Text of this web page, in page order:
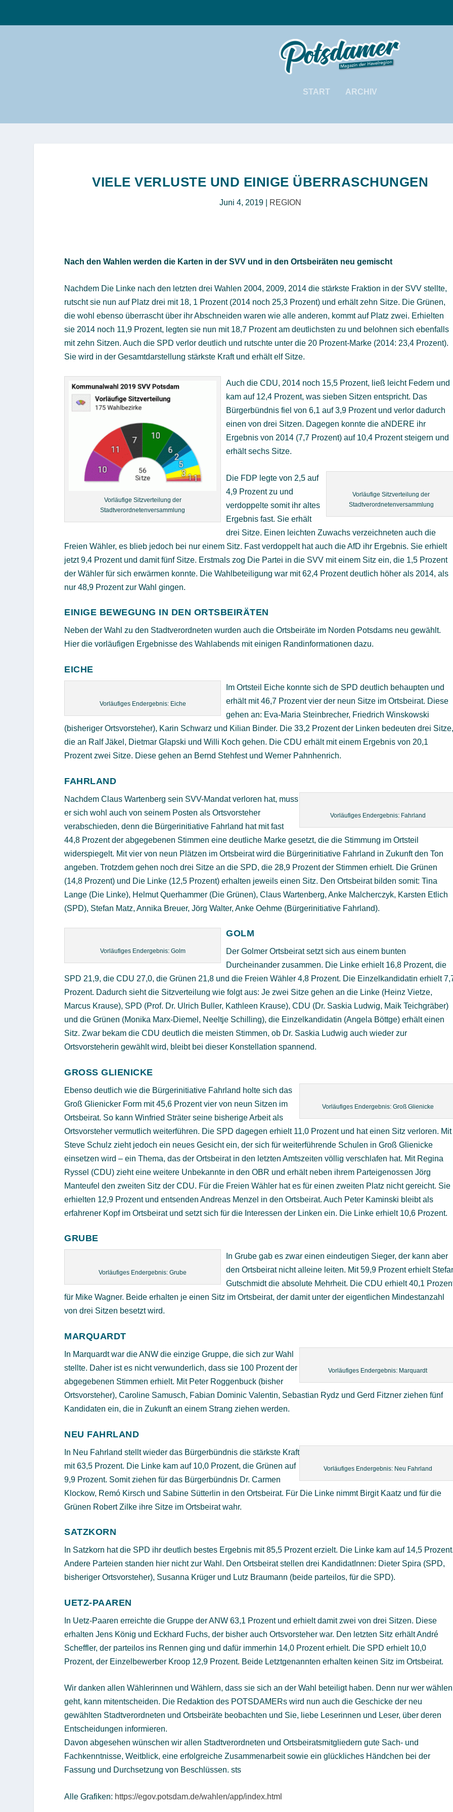
START ARCHIV
VIELE VERLUSTE UND EINIGE ÜBERRASCHUNGEN
Juni 4, 2019| REGION
Nach den Wahlen werden die Karten in der SVV und in den Ortsbeiräten neu gemischt
Nachdem Die Linke nach den letzten drei Wahlen 2004, 2009, 2014 die stärkste Fraktion in der SVV stellte,
rutscht sie nun auf Platz drei mit 18, 1 Prozent (2014 noch 25,3 Prozent) und erhält zehn Sitze. Die Grünen,
die wohl ebenso überrascht über ihr Abschneiden waren wie alle anderen, kommt auf Platz zwei. Erhielten
sie 2014 noch 11,9 Prozent, legten sie nun mit 18,7 Prozent am deutlichsten zu und belohnen sich ebenfalls
mit zehn Sitzen. Auch die SPD verlor deutlich und rutschte unter die 20 Prozent-Marke (2014: 23,4 Prozent).
Sie wird in der Gesamtdarstellung stärkste Kraft und erhält elf Sitze.
Vorläufige Sitzverteilung der
Stadtverordnetenversammlung
Auch die CDU, 2014 noch 15,5 Prozent, ließ leicht Federn und
kam auf 12,4 Prozent, was sieben Sitzen entspricht. Das
Bürgerbündnis fiel von 6,1 auf 3,9 Prozent und verlor dadurch
einen von drei Sitzen. Dagegen konnte die aNDERE ihr
Ergebnis von 2014 (7,7 Prozent) auf 10,4 Prozent steigern und
erhält sechs Sitze.
Vorläufige Sitzverteilung der
Stadtverordnetenversammlung
Die FDP legte von 2,5 auf
4,9 Prozent zu und
verdoppelte somit ihr altes
Ergebnis fast. Sie erhält
drei Sitze. Einen leichten Zuwachs verzeichneten auch die
Freien Wähler, es blieb jedoch bei nur einem Sitz. Fast verdoppelt hat auch die AfD ihr Ergebnis. Sie erhielt
jetzt 9,4 Prozent und damit fünf Sitze. Erstmals zog Die Partei in die SVV mit einem Sitz ein, die 1,5 Prozent
der Wähler für sich erwärmen konnte. Die Wahlbeteiligung war mit 62,4 Prozent deutlich höher als 2014, als
nur 48,9 Prozent zur Wahl gingen.
EINIGE BEWEGUNG IN DEN ORTSBEIRÄTEN
Neben der Wahl zu den Stadtverordneten wurden auch die Ortsbeiräte im Norden Potsdams neu gewählt.
Hier die vorläufigen Ergebnisse des Wahlabends mit einigen Randinformationen dazu.
EICHE
Vorläufiges Endergebnis: Eiche
Im Ortsteil Eiche konnte sich de SPD deutlich behaupten und
erhält mit 46,7 Prozent vier der neun Sitze im Ortsbeirat. Diese
gehen an: Eva-Maria Steinbrecher, Friedrich Winskowski
(bisheriger Ortsvorsteher), Karin Schwarz und Kilian Binder. Die 33,2 Prozent der Linken bedeuten drei
die an Ralf Jäkel, Dietmar Glapski und Willi Koch gehen. Die CDU erhält mit einem Ergebnis von 20,1
Prozent zwei Sitze. Diese gehen an Bernd Stehfest und Werner Pahnhenrich.
FAHRLAND
Vorläufiges Endergebnis: Fahrland
Nachdem Claus Wartenberg sein SVV-Mandat verloren hat, muss
er sich wohl auch von seinem Posten als Ortsvorsteher
verabschieden, denn die Bürgerinitiative Fahrland hat mit fast
44,8 Prozent der abgegebenen Stimmen eine deutliche Marke gesetzt, die die Stimmung im Ortsteil
widerspiegelt. Mit vier von neun Plätzen im Ortsbeirat wird die Bürgerinitiative Fahrland in Zukunft den Ton
angeben. Trotzdem gehen noch drei Sitze an die SPD, die 28,9 Prozent der Stimmen erhielt. Die Grünen
(14,8 Prozent) und Die Linke (12,5 Prozent) erhalten jeweils einen Sitz. Den Ortsbeirat bilden somit: Tina
Lange (Die Linke), Helmut Querhammer (Die Grünen), Claus Wartenberg, Anke Malcherczyk, Karsten Etlich
(SPD), Stefan Matz, Annika Breuer, Jörg Walter, Anke Oehme (Bürgerinitiative Fahrland).
Vorläufiges Endergebnis: Golm
GOLM
Der Golmer Ortsbeirat setzt sich aus einem bunten
Durcheinander zusammen. Die Linke erhielt 16,8 Prozent, die
SPD 21,9, die CDU 27,0, die Grünen 21,8 und die Freien Wähler 4,8 Prozent. Die Einzelkandidatin erhielt
Prozent. Dadurch sieht die Sitzverteilung wie folgt aus: Je zwei Sitze gehen an die Linke (Heinz Vietze,
Marcus Krause), SPD (Prof. Dr. Ulrich Buller, Kathleen Krause), CDU (Dr. Saskia Ludwig, Maik Teichgräber)
und die Grünen (Monika Marx-Diemel, Neeltje Schilling), die Einzelkandidatin (Angela Böttge) erhält einen
Sitz. Zwar bekam die CDU deutlich die meisten Stimmen, ob Dr. Saskia Ludwig auch wieder zur
Ortsvorsteherin gewählt wird, bleibt bei dieser Konstellation spannend.
GROSS GLIENICKE
Vorläufiges Endergebnis: Groß Glienicke
Ebenso deutlich wie die Bürgerinitiative Fahrland holte sich das
Groß Glienicker Form mit 45,6 Prozent vier von neun Sitzen im
Ortsbeirat. So kann Winfried Sträter seine bisherige Arbeit als
Ortsvorsteher vermutlich weiterführen. Die SPD dagegen erhielt 11,0 Prozent und hat einen Sitz verloren. Mit
Steve Schulz zieht jedoch ein neues Gesicht ein, der sich für weiterführende Schulen in Groß Glienicke
einsetzen wird – ein Thema, das der Ortsbeirat in den letzten Amtszeiten völlig verschlafen hat. Mit Regina
Ryssel (CDU) zieht eine weitere Unbekannte in den OBR und erhält neben ihrem Parteigenossen Jörg
Manteufel den zweiten Sitz der CDU. Für die Freien Wähler hat es für einen zweiten Platz nicht gereicht. Sie
erhielten 12,9 Prozent und entsenden Andreas Menzel in den Ortsbeirat. Auch Peter Kaminski bleibt als
erfahrener Kopf im Ortsbeirat und setzt sich für die Interessen der Linken ein. Die Linke erhielt 10,6 Prozent.
GRUBE
Vorläufiges Endergebnis: Grube
In Grube gab es zwar einen eindeutigen Sieger, der kann aber
den Ortsbeirat nicht alleine leiten. Mit 59,9 Prozent erhielt
Gutschmidt die absolute Mehrheit. Die CDU erhielt 40,1
für Mike Wagner. Beide erhalten je einen Sitz im Ortsbeirat, der damit unter der eigentlichen Mindestanzahl
von drei Sitzen besetzt wird.
MARQUARDT
Vorläufiges Endergebnis: Marquardt
In Marquardt war die ANW die einzige Gruppe, die sich zur Wahl
stellte. Daher ist es nicht verwunderlich, dass sie 100 Prozent der
abgegebenen Stimmen erhielt. Mit Peter Roggenbuck (bisher
Ortsvorsteher), Caroline Samusch, Fabian Dominic Valentin, Sebastian Rydz und Gerd Fitzner ziehen fünf
Kandidaten ein, die in Zukunft an einem Strang ziehen werden.
NEU FAHRLAND
Vorläufiges Endergebnis: Neu Fahrland
In Neu Fahrland stellt wieder das Bürgerbündnis die stärkste Kraft
mit 63,5 Prozent. Die Linke kam auf 10,0 Prozent, die Grünen auf
9,9 Prozent. Somit ziehen für das Bürgerbündnis Dr. Carmen
Klockow, Remó Kirsch und Sabine Sütterlin in den Ortsbeirat. Für Die Linke nimmt Birgit Kaatz und für die
Grünen Robert Zilke ihre Sitze im Ortsbeirat wahr.
SATZKORN
In Satzkorn hat die SPD ihr deutlich bestes Ergebnis mit 85,5 Prozent erzielt. Die Linke kam auf 14,5
Andere Parteien standen hier nicht zur Wahl. Den Ortsbeirat stellen drei KandidatInnen: Dieter Spira (SPD,
bisheriger Ortsvorsteher), Susanna Krüger und Lutz Braumann (beide parteilos, für die SPD).
UETZ-PAAREN
In Uetz-Paaren erreichte die Gruppe der ANW 63,1 Prozent und erhielt damit zwei von drei Sitzen. Diese
erhalten Jens König und Eckhard Fuchs, der bisher auch Ortsvorsteher war. Den letzten Sitz erhält André
Scheffler, der parteilos ins Rennen ging und dafür immerhin 14,0 Prozent erhielt. Die SPD erhielt 10,0
Prozent, der Einzelbewerber Kroop 12,9 Prozent. Beide Letztgenannten erhalten keinen Sitz im Ortsbeirat.
Wir danken allen Wählerinnen und Wählern, dass sie sich an der Wahl beteiligt haben. Denn nur wer wählen
geht, kann mitentscheiden. Die Redaktion des POTSDAMERs wird nun auch die Geschicke der neu
gewählten Stadtverordneten und Ortsbeiräte beobachten und Sie, liebe Leserinnen und Leser, über deren
Entscheidungen informieren.
Davon abgesehen wünschen wir allen Stadtverordneten und Ortsbeiratsmitgliedern gute Sach- und
Fachkenntnisse, Weitblick, eine erfolgreiche Zusammenarbeit sowie ein glückliches Händchen bei der
Fassung und Durchsetzung von Beschlüssen. sts
Alle Grafiken: https://egov.potsdam.de/wahlen/app/index.html